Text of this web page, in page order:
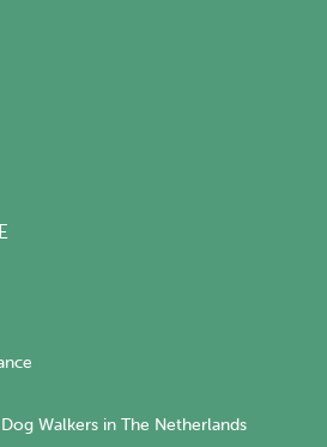
Walkers in The Netherlands